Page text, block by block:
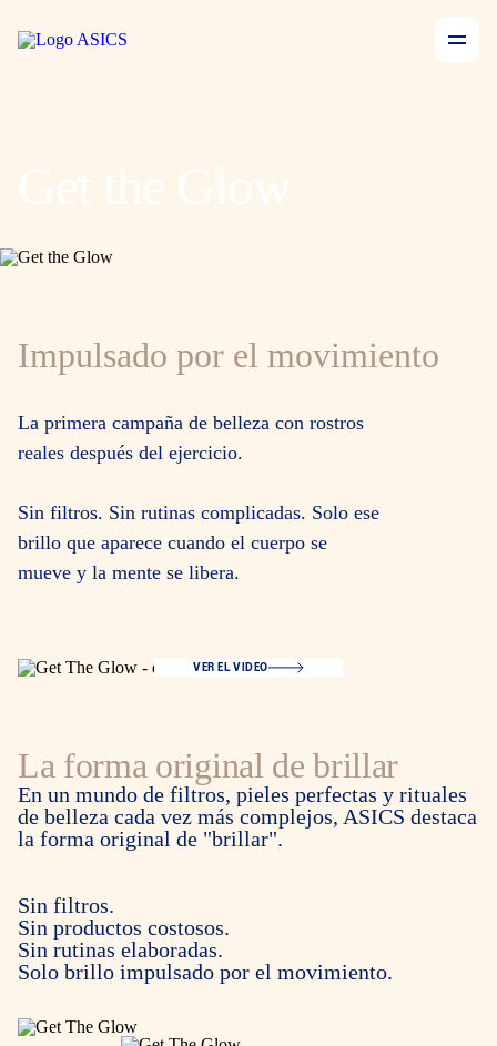
Impulsado por el movimiento
La primera campaña de belleza con rostros
reales después del ejercicio.
Sin filtros. Sin rutinas complicadas. Solo ese
brillo que aparece cuando el cuerpo se
mueve y la mente se libera.
VER EL VIDEO
La forma original de brillar
En un mundo de filtros, pieles perfectas y rituales
de belleza cada vez más complejos, ASICS destaca
la forma original de "brillar".
Sin filtros.
Sin productos costosos.
Sin rutinas elaboradas.
Solo brillo impulsado por el movimiento.